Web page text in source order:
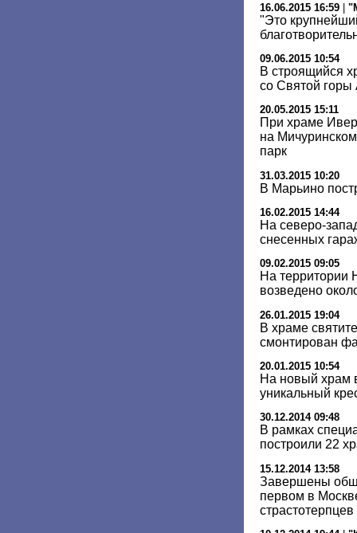
16.06.2015 16:59 |
"Это
09.06.2015 10:54
В строящийся
со Святой
20.05.2015 15:11
При храме
на
парк
31.03.2015 10:20
В Марьино
16.02.2015 14:44
На северо-
снесенных
09.02.2015 09:05
На территории
возведено
26.01.2015 19:04
В храме
смонтирован
20.01.2015 10:54
На новый храм
уникальный
30.12.2014 09:48
В рамках
построили 22
15.12.2014 13:58
Завершены
первом в
страстотерпцев